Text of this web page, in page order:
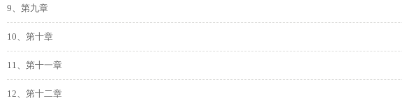
9、第九章
10、第十章
11、第十一章
12、第十二章